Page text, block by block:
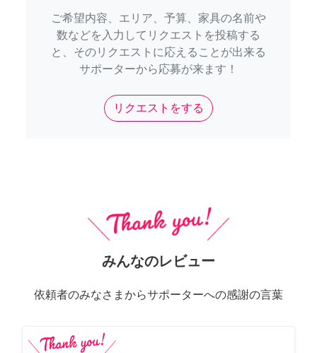
ご希望内容、エリア、予算、家具の名前や
数などを入力してリクエストを投稿する
と、そのリクエストに応えることが出来る
サポーターから応募が来ます！
リクエストをする
みんなのレビュー
依頼者のみなさまからサポーターへの感謝の言葉